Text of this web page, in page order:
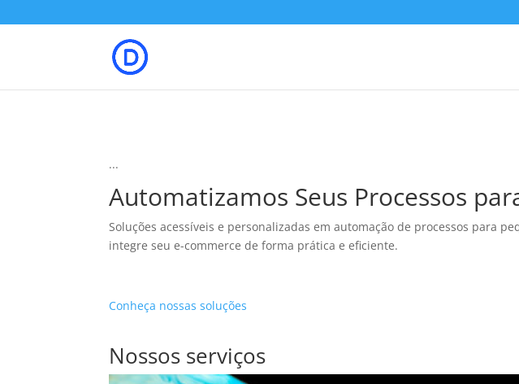
...
Automatizamos Seus Processos
Soluções acessíveis e personalizadas em automação de processos para
integre seu e-commerce de forma prática e eficiente.
Conheça nossas soluções
Nossos serviços